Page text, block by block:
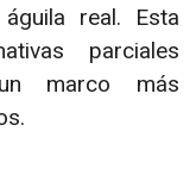
real. Esta
parciales
un marco más